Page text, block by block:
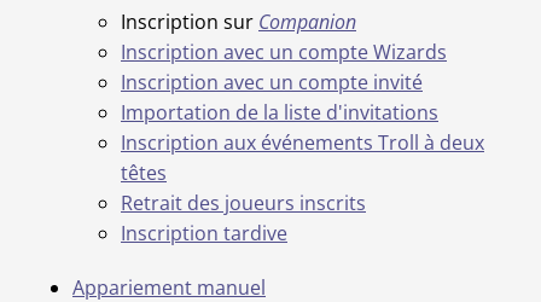
Inscription sur Companion
Inscription avec un compte Wizards
Inscription avec un compte invité
Importation de la liste d'invitations
Inscription aux événements Troll à deux
têtes
Retrait des joueurs inscrits
Inscription tardive
Appariement manuel